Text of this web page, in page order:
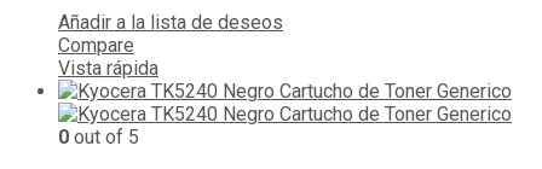
Añadir a la lista de deseos
Compare
Vista rápida
0 out of 5